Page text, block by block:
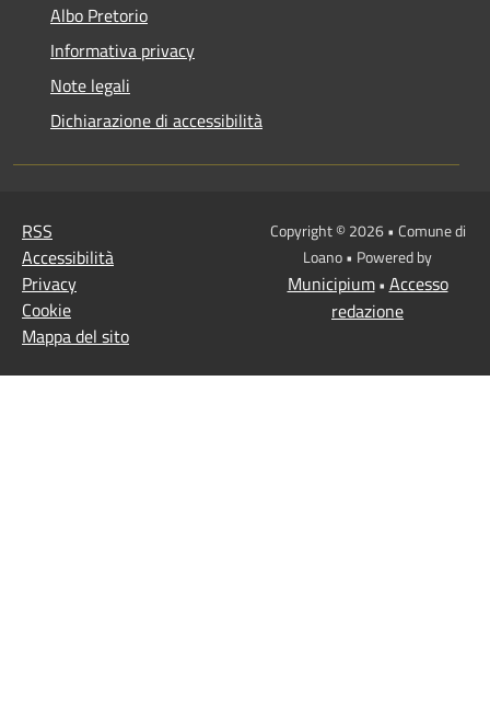
Albo Pretorio
Informativa privacy
Note legali
Dichiarazione di accessibilità
RSS
Accessibilità
Privacy
Cookie
Mappa del sito
Copyright © 2026 • Comune di
Loano • Powered by
Municipium• Accesso
redazione